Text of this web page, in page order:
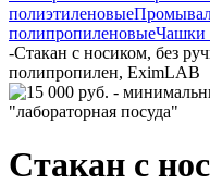
полиэтиленовые
полипропиленовыеЧашки
-Стакан с носиком, без
полипропилен, EximLAB
Стакан с